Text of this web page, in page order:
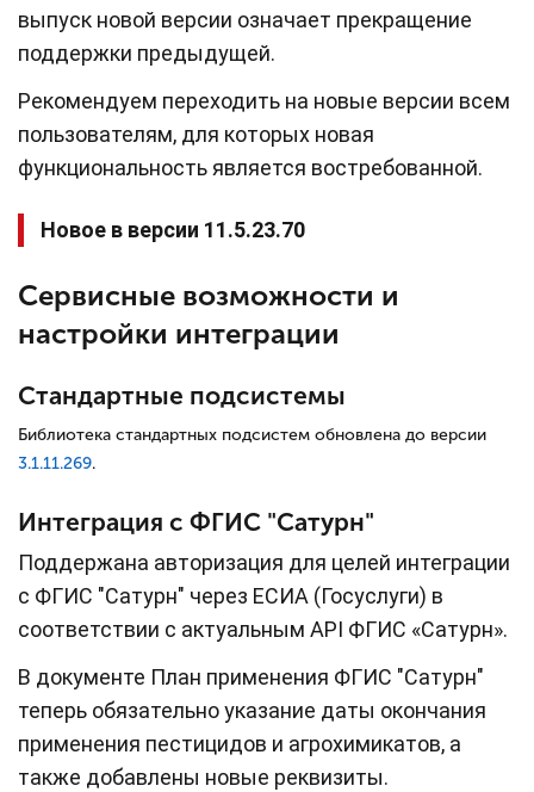
выпуск новой версии означает прекращение
поддержки предыдущей.
Рекомендуем переходить на новые версии всем
пользователям, для которых новая
функциональность является востребованной.
Новое в версии 11.5.23.70
Сервисные возможности и
настройки интеграции
Стандартные подсистемы
Библиотека стандартных подсистем обновлена до версии
3.1.11.269.
Интеграция с ФГИС "Сатурн"
Поддержана авторизация для целей интеграции
с ФГИС "Сатурн" через ЕСИА (Госуслуги) в
соответствии с актуальным API ФГИС «Сатурн».
В документе План применения ФГИС "Сатурн"
теперь обязательно указание даты окончания
применения пестицидов и агрохимикатов, а
также добавлены новые реквизиты.